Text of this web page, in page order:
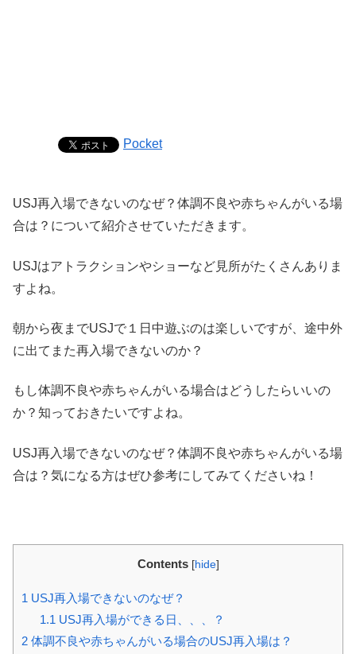
Pocket
USJ再入場できないのなぜ？体調不良や赤ちゃんがいる場
合は？について紹介させていただきます。
USJはアトラクションやショーなど見所がたくさんありま
すよね。
朝から夜までUSJで１日中遊ぶのは楽しいですが、途中外
に出てまた再入場できないのか？
もし体調不良や赤ちゃんがいる場合はどうしたらいいの
か？知っておきたいですよね。
USJ再入場できないのなぜ？体調不良や赤ちゃんがいる場
合は？気になる方はぜひ参考にしてみてくださいね！
Contents [hide]
1 USJ再入場できないのなぜ？
1.1 USJ再入場ができる日、、、？
2 体調不良や赤ちゃんがいる場合のUSJ再入場は？